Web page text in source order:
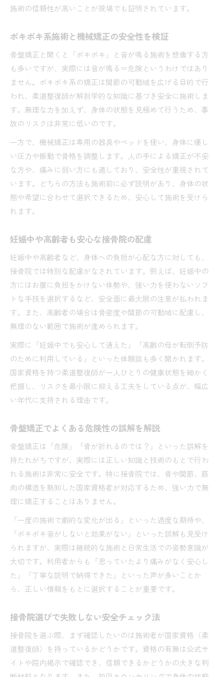
施術の信頼性が高いことが現場でも証明されています。
ボキボキ系施術と機械矯正の安全性を検証
骨盤矯正と聞くと「ボキボキ」と音が鳴る施術を想像する方
も多いですが、実際には音が鳴る＝危険というわけではあり
ません。ボキボキ系の矯正は関節の可動域を広げる目的で行
われ、柔道整復師が解剖学的な知識に基づき安全に施術しま
す。無理な力を加えず、身体の状態を見極めて行うため、事
故のリスクは非常に低いのです。
一方で、機械矯正は専用の器具やベッドを使い、身体に優し
い圧力や振動で骨格を調整します。人の手による矯正が不安
な方や、痛みに弱い方にも適しており、安全性が重視されて
います。どちらの方法も施術前に必ず説明があり、身体の状
態や希望に合わせて選択できるため、安心して施術を受けら
れます。
妊娠中や高齢者も安心な接骨院の配慮
妊娠中や高齢者など、身体への負担が心配な方に対しても、
接骨院では特別な配慮がなされています。例えば、妊娠中の
方にはお腹に負担をかけない体勢や、強い力を使わないソフ
トな手技を選択するなど、安全面に最大限の注意が払われま
す。また、高齢者の場合は骨密度や関節の可動域に配慮し、
無理のない範囲で施術が進められます。
実際に「妊娠中でも安心して通えた」「高齢の母が転倒予防
のために利用している」といった体験談も多く聞かれます。
国家資格を持つ柔道整復師が一人ひとりの健康状態を細かく
把握し、リスクを最小限に抑える工夫をしている点が、幅広
い年代に支持される理由です。
骨盤矯正でよくある危険性の誤解を解説
骨盤矯正は「危険」「骨が折れるのでは？」といった誤解を
持たれがちですが、実際には正しい知識と技術のもとで行わ
れる施術は非常に安全です。特に接骨院では、骨や関節、筋
肉の構造を熟知した国家資格者が対応するため、強い力で無
理に矯正することはありません。
「一度の施術で劇的な変化が出る」といった過度な期待や、
「ボキボキ音がしないと効果がない」といった誤解も見受け
られますが、実際は継続的な施術と日常生活での姿勢意識が
大切です。利用者からも「思っていたより痛みがなく安心し
た」「丁寧な説明で納得できた」といった声が多いことか
ら、正しい情報をもとに選択することが重要です。
接骨院選びで失敗しない安全チェック法
接骨院を選ぶ際、まず確認したいのは施術者が国家資格（柔
道整復師）を持っているかどうかです。資格の有無は公式サ
イトや院内掲示で確認でき、信頼できるかどうかの大きな判